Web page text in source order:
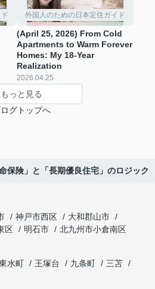
外国人のための日本定住ガイド
(April 25, 2026) From Cold
Apartments to Warm Forever
Homes: My 18-Year
Realization
2026.04.25
もっと見る
グトップへ
保険」と「長期優良住宅」のロジック
神戸市西区
大和郡山市
区 明石市
北九州市小倉南区
水町 王塚台 九条町
三苫